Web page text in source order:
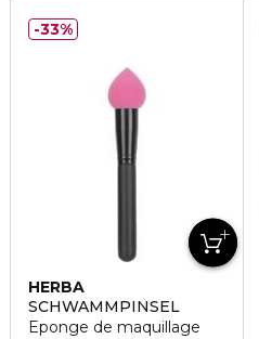
HERBA
SCHWAMMPINSEL
Eponge de maquillage
33%